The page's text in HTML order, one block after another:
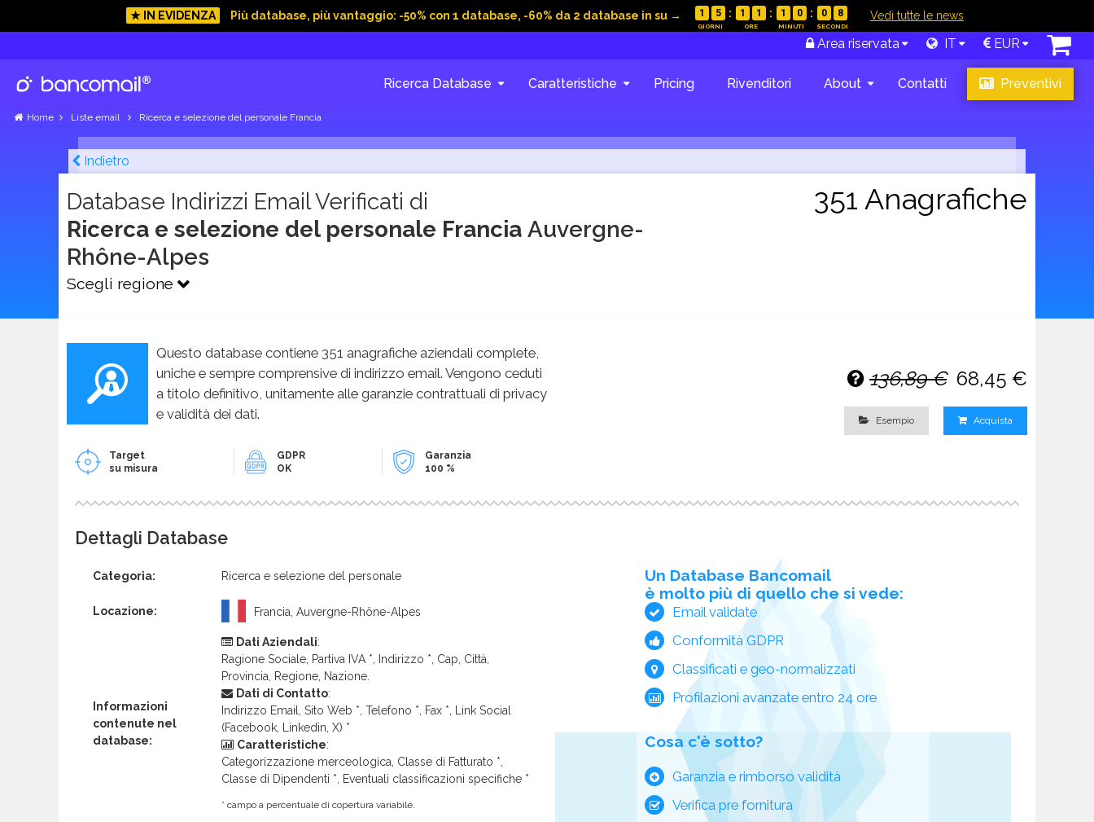
★ IN EVIDENZA Più database, più vantaggio: -50% con 1 database, -60% da 2 database in su → 1 5 1 1 1 0 0 7 Vedi tutte le news
Area riservata IT EUR
Ricerca Database Caratteristiche Pricing Rivenditori About Contatti Preventivi
Home Liste email Ricerca e selezione del personale Francia
Indietro
Database Indirizzi Email Verificati di
Ricerca e selezione del personale Francia Auvergne-
Rhône-Alpes
Scegli regione
351 Anagrafiche
Questo database contiene 351 anagrafiche aziendali complete,
uniche e sempre comprensive di indirizzo email. Vengono ceduti
a titolo definitivo, unitamente alle garanzie contrattuali di privacy
e validità dei dati.
Target
su misura
GDPR
OK
Garanzia
100 %
136,89 € 68,45 €
Esempio Acquista
Dettagli Database
Categoria: Ricerca e selezione del personale
Locazione: Francia, Auvergne-Rhône-Alpes
Informazioni
contenute nel
database:
Dati Aziendali:
Ragione Sociale, Partiva IVA *, Indirizzo *, Cap, Città,
Provincia, Regione, Nazione.
Dati di Contatto:
Indirizzo Email, Sito Web *, Telefono *, Fax *, Link Social
(Facebook, Linkedin, X) *
Caratteristiche:
Categorizzazione merceologica, Classe di Fatturato *,
Classe di Dipendenti *, Eventuali classificazioni specifiche *
* campo a percentuale di copertura variabile.
Un Database Bancomail
è molto più di quello che si vede:
Email validate
Conformità GDPR
Classificati e geo-normalizzati
Profilazioni avanzate entro 24 ore
Cosa c'è sotto?
Garanzia e rimborso validità
Verifica pre fornitura